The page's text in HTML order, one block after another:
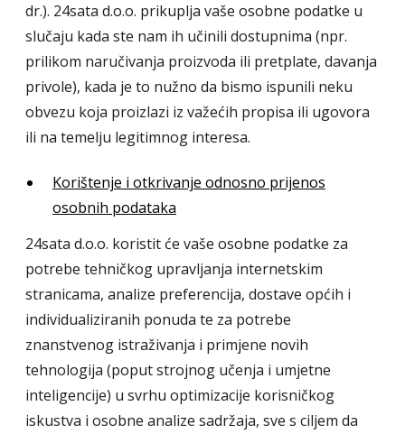
dr.). 24sata d.o.o. prikuplja vaše osobne podatke u
slučaju kada ste nam ih učinili dostupnima (npr.
prilikom naručivanja proizvoda ili pretplate, davanja
privole), kada je to nužno da bismo ispunili neku
obvezu koja proizlazi iz važećih propisa ili ugovora
ili na temelju legitimnog interesa.
Korištenje i otkrivanje odnosno prijenos
osobnih podataka
24sata d.o.o. koristit će vaše osobne podatke za
potrebe tehničkog upravljanja internetskim
stranicama, analize preferencija, dostave općih i
individualiziranih ponuda te za potrebe
znanstvenog istraživanja i primjene novih
tehnologija (poput strojnog učenja i umjetne
inteligencije) u svrhu optimizacije korisničkog
iskustva i osobne analize sadržaja, sve s ciljem da